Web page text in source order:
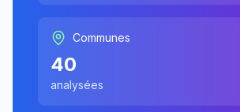
Communes
40
analysées